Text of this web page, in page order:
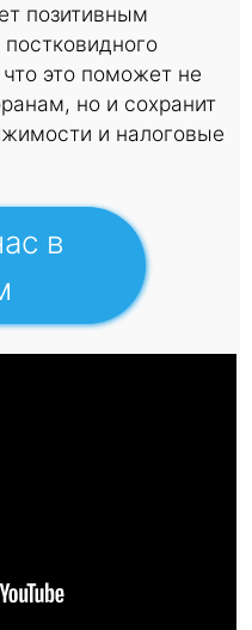
позитивным
это поможет не
но и сохранит
и налоговые
в